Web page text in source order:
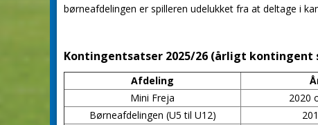
børneafdelingen er spilleren udelukket fra at deltage i
Kontingentsatser 2025/26 (årligt kontingent
Afdeling
Mini Freja
2020
Børneafdelingen (U5 til U12)